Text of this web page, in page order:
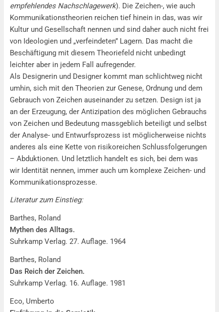
empfehlendes Nachschlagewerk). Die Zeichen-, wie auch
Kommunikationstheorien reichen tief hinein in das, was wir
Kultur und Gesellschaft nennen und sind daher auch nicht frei
von Ideologien und „verfeindeten” Lagern. Das macht die
Beschäftigung mit diesem Theoriefeld nicht unbedingt
leichter aber in jedem Fall aufregender.
Als Designerin und Designer kommt man schlichtweg nicht
umhin, sich mit den Theorien zur Genese, Ordnung und dem
Gebrauch von Zeichen auseinander zu setzen. Design ist ja
an der Erzeugung, der Antizipation des möglichen Gebrauchs
von Zeichen und Bedeutung massgeblich beteiligt und selbst
der Analyse- und Entwurfsprozess ist möglicherweise nichts
anderes als eine Kette von risikoreichen Schlussfolgerungen
– Abduktionen. Und letztlich handelt es sich, bei dem was
wir Identität nennen, immer auch um komplexe Zeichen- und
Kommunikationsprozesse.
Literatur zum Einstieg:
Barthes, Roland
Mythen des Alltags.
Suhrkamp Verlag. 27. Auflage. 1964
Barthes, Roland
Das Reich der Zeichen.
Suhrkamp Verlag. 16. Auflage. 1981
Eco, Umberto